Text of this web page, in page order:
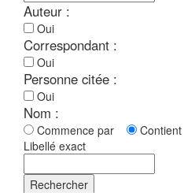
Auteur :
Oui
Correspondant :
Oui
Personne citée :
Oui
Nom :
Commence par Contient
Libellé exact
Rechercher